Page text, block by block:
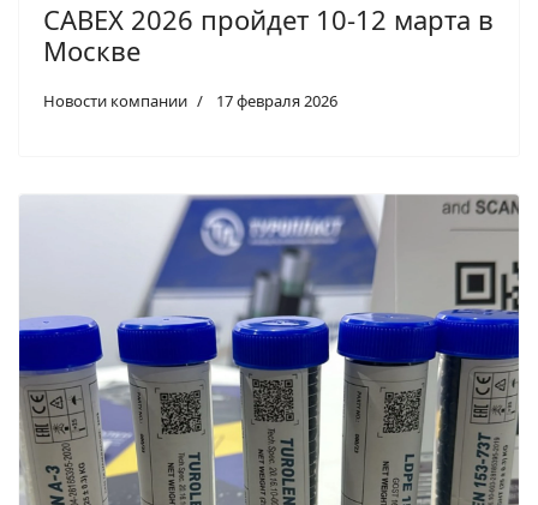
CABEX 2026 пройдет 10-12 марта в
Москве
Новости компании 17 февраля 2026